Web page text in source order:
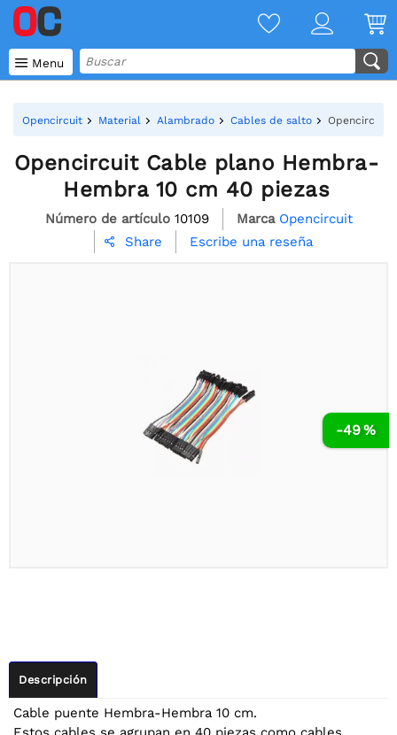
 Menu
Opencircuit Material Alambrado Cables de salto Opencircuit
Opencircuit Cable plano Hembra-
Hembra 10 cm 40 piezas
Número de artículo 10109 Marca Opencircuit
 Share Escribe una reseña
-49 %
Descripción
Cable puente Hembra-Hembra 10 cm.